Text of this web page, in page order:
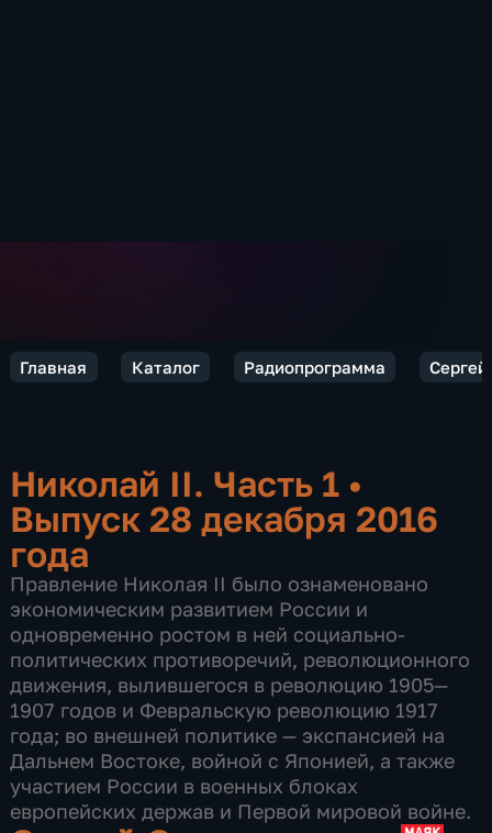
Главная Каталог Радиопрограмма Сергей
Николай II. Часть 1 •
Выпуск 28 декабря 2016
года
Правление Николая II было ознаменовано
экономическим развитием России и
одновременно ростом в ней социально-
политических противоречий, революционного
движения, вылившегося в революцию 1905—
1907 годов и Февральскую революцию 1917
года; во внешней политике — экспансией на
Дальнем Востоке, войной с Японией, а также
участием России в военных блоках
европейских держав и Первой мировой войне.